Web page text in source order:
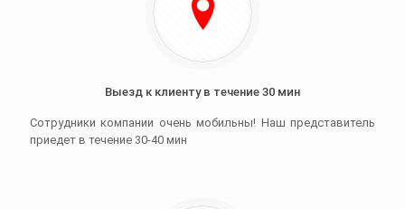
Выезд к клиенту в течение 30 мин
Сотрудники компании очень мобильны! Наш представитель
приедет в течение 30-40 мин